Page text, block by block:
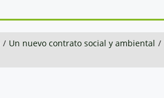
/ Un nuevo contrato social y ambiental /